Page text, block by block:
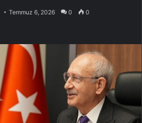
Temmuz 6, 2026 0 0